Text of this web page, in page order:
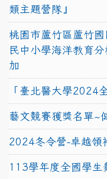
類主題營隊』
桃園市蘆竹區蘆竹
民中小學海洋教育
加
「臺北醫大學2024
藝文競賽獲獎名單~
2024冬令營-卓越領
113學年度全國學生